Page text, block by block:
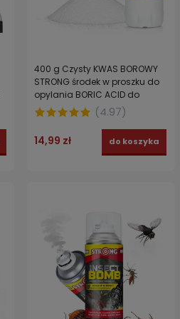
400 g Czysty KWAS BOROWY
STRONG środek w proszku do
opylania BORIC ACID do
zabezpieczania pomieszczeń
(4.97)
14,99 zł do koszyka